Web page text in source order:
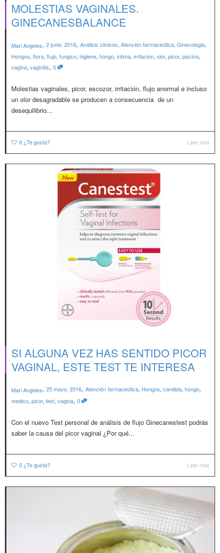
MOLESTIAS VAGINALES.
GINECANESBALANCE
Mari Angeles, 2 junio, 2016, Análisis clínicos, Atención farmaceútica, Ginecologia,
Hongos, flora, flujo, fungico, higiene, hongo, intima, irritacion, olor, picor, piscina,
vagina, vaginitis, 0
Molestias vaginales, picor, escozor, irritación, flujo anormal e incluso
un olor desagradable se producen a consecuencia de un
desequilibrio...
0 ¿Te gusta? Leer más
SI ALGUNA VEZ HAS SENTIDO PICOR
VAGINAL, ESTE TEST TE INTERESA
Mari Angeles, 25 mayo, 2016, Atención farmaceútica, Hongos, candida, hongo,
medico, picor, test, vagina, 0
Con el nuevo Test personal de análisis de flujo Ginecanestest podrás
saber la causa del picor vaginal ¿Por qué...
0 ¿Te gusta? Leer más